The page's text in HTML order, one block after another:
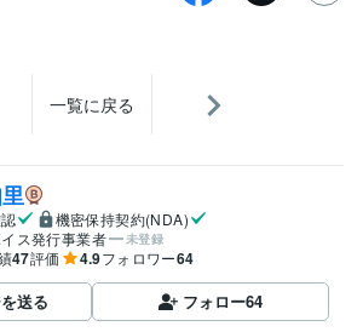
一覧に戻る
機密保持契約(NDA)
ス発行事業者
未登録
47評価 4.9フォロワー64
送る フォロー64